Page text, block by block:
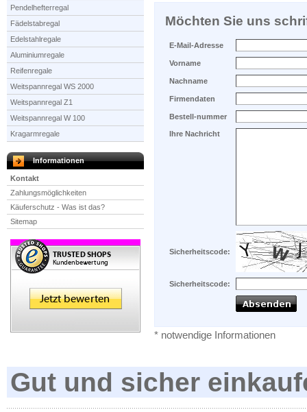
Pendelhefterregal
Fädelstabregal
Edelstahlregale
Aluminiumregale
Reifenregale
Weitspannregal WS 2000
Weitspannregal Z1
Weitspannregal W 100
Kragarmregale
Informationen
Kontakt
Zahlungsmöglichkeiten
Käuferschutz - Was ist das?
Sitemap
Möchten Sie uns
E-Mail-Adresse
Vorname
Nachname
Firmendaten
Bestell-nummer
Ihre Nachricht
Sicherheitscode:
Sicherheitscode:
* notwendige Informationen
Gut und sicher